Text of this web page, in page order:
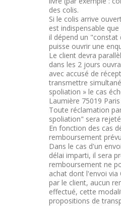
des colis.
Si le colis arrive
est indispensable
il dépend un "constat
puisse ouvrir une
Le client devra
dans les 2 jours
avec accusé de
transmettre
spoliation » le cas
Laumière 75019
Toute réclamation
spoliation" sera
En fonction des cas
remboursement
Dans le cas d'un
délai imparti, il sera
remboursement ne
achat dont l'envoi
par le client, aucun
effectué, cette
propositions de